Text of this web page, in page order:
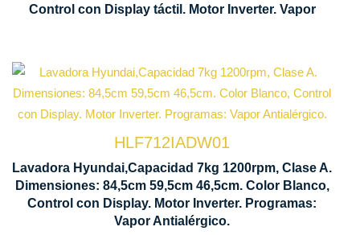
Control con Display táctil. Motor Inverter. Vapor
HLF712IADW01
Lavadora Hyundai,Capacidad 7kg 1200rpm, Clase A.
Dimensiones: 84,5cm 59,5cm 46,5cm. Color Blanco,
Control con Display. Motor Inverter. Programas:
Vapor Antialérgico.
Motor Inverter
845 x 595 x